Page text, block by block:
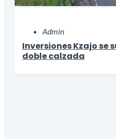
Admin
Inversiones Kzajo se
doble calzada